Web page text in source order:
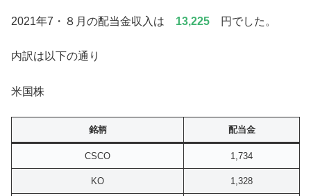
2021年7・８月の配当金収入は 13,225 円でした。
内訳は以下の通り
米国株
銘柄 配当金
CSCO 1,734
KO 1,328